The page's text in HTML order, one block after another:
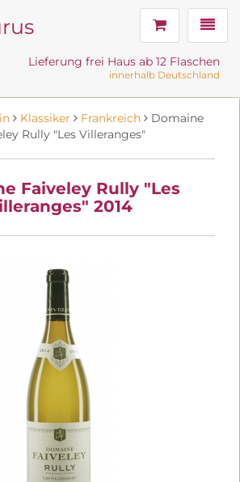
Lieferung frei Haus ab 12 Flaschen
innerhalb Deutschland
Klassiker Frankreich Domaine
Rully "Les Villeranges"
Faiveley Rully "Les
2014